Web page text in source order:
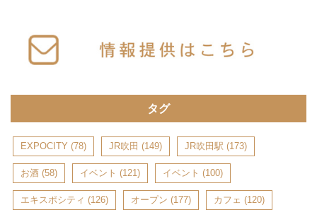
タグ
EXPOCITY (78) JR吹田 (149) JR吹田駅 (173)
お酒 (58) イベント (121) イベント (100)
エキスポシティ (126) オープン (177) カフェ (120)